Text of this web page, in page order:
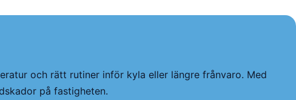
och rätt rutiner inför kyla eller längre frånvaro. Med
på fastigheten.